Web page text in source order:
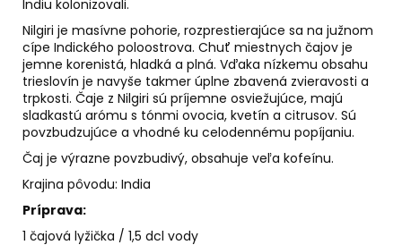
Indiu kolonizovali.
Nilgiri je masívne pohorie, rozprestierajúce sa na južnom
cípe Indického poloostrova. Chuť miestnych čajov je
jemne korenistá, hladká a plná. Vďaka nízkemu obsahu
trieslovín je navyše takmer úplne zbavená zvieravosti a
trpkosti. Čaje z Nilgiri sú príjemne osviežujúce, majú
sladkastú arómu s tónmi ovocia, kvetín a citrusov. Sú
povzbudzujúce a vhodné ku celodennému popíjaniu.
Čaj je výrazne povzbudivý, obsahuje veľa kofeínu.
Krajina pôvodu: India
Príprava:
1 čajová lyžička / 1,5 dcl vody
K
ZVEROKRUHU
Z
PALMOVÉHO
VOSKU
€5,95